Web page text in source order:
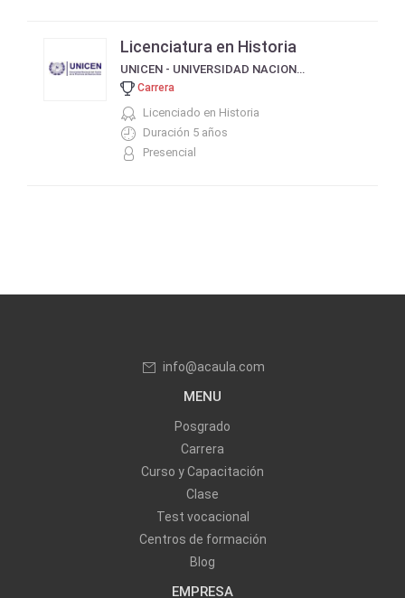
Licenciatura en Historia
UNICEN - UNIVERSIDAD NACIONAL DEL CENTRO DE LA PROVINCIA DE BUENOS AIRES
Carrera
Licenciado en Historia
Duración 5 años
Presencial
info@acaula.com
MENU
Posgrado
Carrera
Curso y Capacitación
Clase
Test vocacional
Centros de formación
Blog
EMPRESA